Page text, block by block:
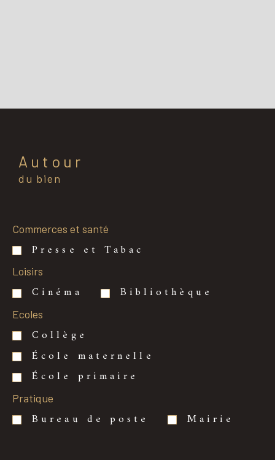
Autour
du bien
Commerces et santé
Presse et Tabac
Loisirs
Cinéma Bibliothèque
Ecoles
Collège
École maternelle
École primaire
Pratique
Bureau de poste Mairie